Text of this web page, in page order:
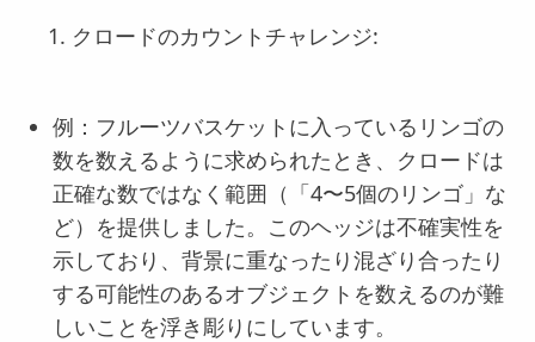
クロードのカウントチャレンジ:
例：フルーツバスケットに入っているリンゴの
数を数えるように求められたとき、クロードは
正確な数ではなく範囲（「4〜5個のリンゴ」な
ど）を提供しました。このヘッジは不確実性を
示しており、背景に重なったり混ざり合ったり
する可能性のあるオブジェクトを数えるのが難
しいことを浮き彫りにしています。